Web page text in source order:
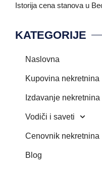
Istorija cena stanova u
KATEGORIJE
Naslovna
Kupovina nekretnina
Izdavanje nekretnina
Vodiči i saveti
Cenovnik nekretnina
Blog